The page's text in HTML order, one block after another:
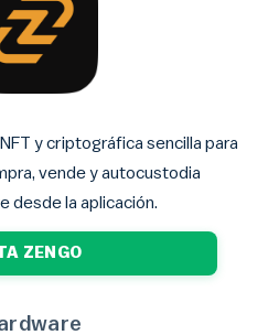
y criptográfica sencilla para
vende y autocustodia
desde la aplicación.
ZENGO